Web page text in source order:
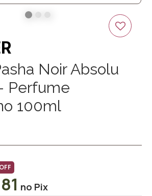
Noir Absolu
Perfume
100ml